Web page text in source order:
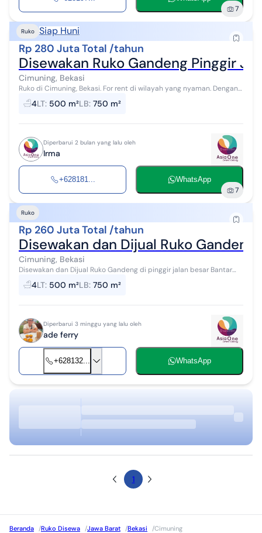
7
Ruko Siap Huni
Rp 280 Juta Total /tahun
Disewakan Ruko Gandeng Pinggir
Cimuning, Bekasi
Ruko di Cimuning, Bekasi. For rent di wilayah yang nyaman. Dengan
kategorinya adalah sebagai berikut: - Kamar Mandi: 4 - Sertifikat:
SHM - Ser...
4LT: 500 m²LB: 750 m²
Diperbarui 2 bulan yang lalu oleh
Irma
+628181... WhatsApp
7
Ruko
Rp 260 Juta Total /tahun
Disewakan dan Dijual Ruko
Cimuning, Bekasi
Disewakan dan Dijual Ruko Gandeng di pinggir jalan besar Bantar
gebang - Setu, Cimuning, Mustikajaya Bekasi Luas Tanah: 500.m
Luas Bangunan :750....
4LT: 500 m²LB: 750 m²
Diperbarui 3 minggu yang lalu oleh
ade ferry
+628132... WhatsApp
1
Beranda /Ruko Disewa /Jawa Barat /Bekasi /Cimuning